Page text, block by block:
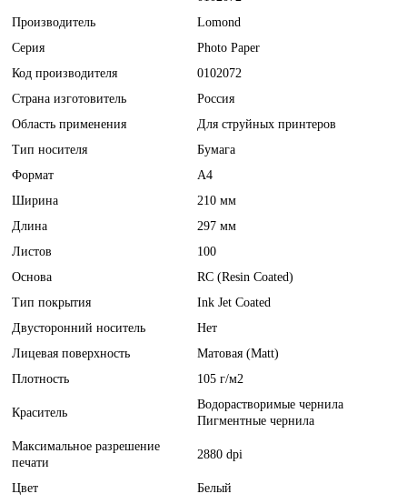
Производитель
Lomond
Серия
Photo Paper
Код производителя
0102072
Страна изготовитель
Россия
Область применения
Для струйных принтеров
Тип носителя
Бумага
Формат
A4
Ширина
210 мм
Длина
297 мм
Листов
100
Основа
RC (Resin Coated)
Тип покрытия
Ink Jet Coated
Двусторонний носитель
Нет
Лицевая поверхность
Матовая (Matt)
Плотность
105 г/м2
Краситель
Водорастворимые чернила
Пигментные чернила
Максимальное разрешение
печати
2880 dpi
Цвет Белый